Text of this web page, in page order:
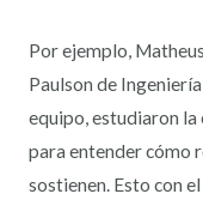
Por ejemplo,
Paulson de
equipo, estudiaron la
para entender cómo
sostienen. Esto con